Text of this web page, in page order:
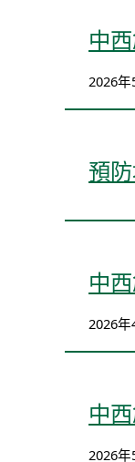
中
2026
預
中
2026
中
2026